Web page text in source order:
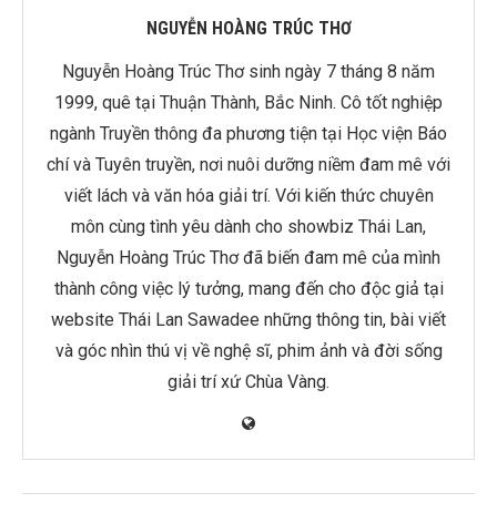
NGUYỄN HOÀNG TRÚC THƠ
Nguyễn Hoàng Trúc Thơ sinh ngày 7 tháng 8 năm
1999, quê tại Thuận Thành, Bắc Ninh. Cô tốt nghiệp
ngành Truyền thông đa phương tiện tại Học viện Báo
chí và Tuyên truyền, nơi nuôi dưỡng niềm đam mê với
viết lách và văn hóa giải trí. Với kiến thức chuyên
môn cùng tình yêu dành cho showbiz Thái Lan,
Nguyễn Hoàng Trúc Thơ đã biến đam mê của mình
thành công việc lý tưởng, mang đến cho độc giả tại
website Thái Lan Sawadee những thông tin, bài viết
và góc nhìn thú vị về nghệ sĩ, phim ảnh và đời sống
giải trí xứ Chùa Vàng.